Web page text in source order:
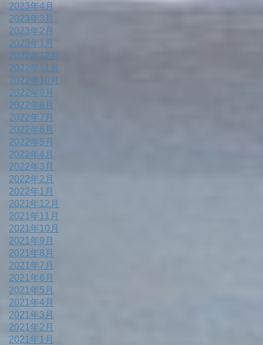
2023年4月
2023年3月
2023年2月
2023年1月
2022年12月
2022年11月
2022年10月
2022年9月
2022年8月
2022年7月
2022年6月
2022年5月
2022年4月
2022年3月
2022年2月
2022年1月
2021年12月
2021年11月
2021年10月
2021年9月
2021年8月
2021年7月
2021年6月
2021年5月
2021年4月
2021年3月
2021年2月
2021年1月